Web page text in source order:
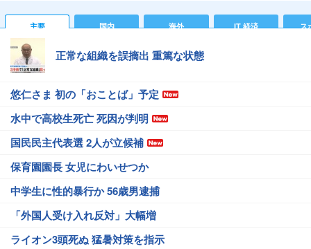
主要 国内 海外 IT 経済 ス
正常な組織を誤摘出 重篤な状態
悠仁さま 初の「おことば」予定
水中で高校生死亡 死因が判明
国民民主代表選 2人が立候補
保育園園長 女児にわいせつか
中学生に性的暴行か 56歳男逮捕
「外国人受け入れ反対」大幅増
ライオン3頭死ぬ 猛暑対策を指示